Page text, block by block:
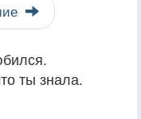
ты знала.